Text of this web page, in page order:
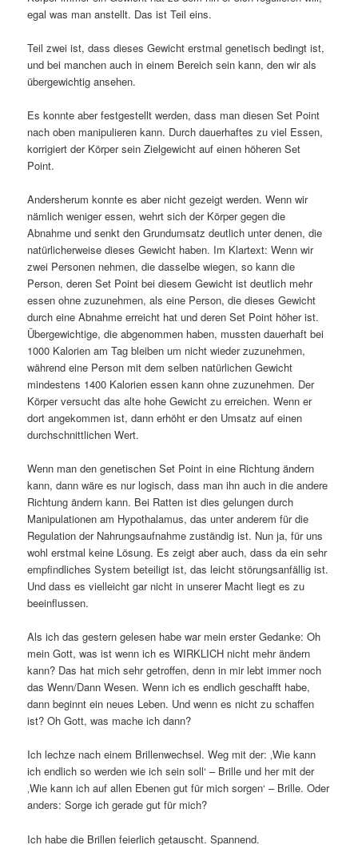
egal was man anstellt. Das ist Teil eins.
Teil zwei ist, dass dieses Gewicht erstmal genetisch bedingt ist,
und bei manchen auch in einem Bereich sein kann, den wir als
übergewichtig ansehen.
Es konnte aber festgestellt werden, dass man diesen Set Point
nach oben manipulieren kann. Durch dauerhaftes zu viel Essen,
korrigiert der Körper sein Zielgewicht auf einen höheren Set
Point.
Andersherum konnte es aber nicht gezeigt werden. Wenn wir
nämlich weniger essen, wehrt sich der Körper gegen die
Abnahme und senkt den Grundumsatz deutlich unter denen, die
natürlicherweise dieses Gewicht haben. Im Klartext: Wenn wir
zwei Personen nehmen, die dasselbe wiegen, so kann die
Person, deren Set Point bei diesem Gewicht ist deutlich mehr
essen ohne zuzunehmen, als eine Person, die dieses Gewicht
durch eine Abnahme erreicht hat und deren Set Point höher ist.
Übergewichtige, die abgenommen haben, mussten dauerhaft bei
1000 Kalorien am Tag bleiben um nicht wieder zuzunehmen,
während eine Person mit dem selben natürlichen Gewicht
mindestens 1400 Kalorien essen kann ohne zuzunehmen. Der
Körper versucht das alte hohe Gewicht zu erreichen. Wenn er
dort angekommen ist, dann erhöht er den Umsatz auf einen
durchschnittlichen Wert.
Wenn man den genetischen Set Point in eine Richtung ändern
kann, dann wäre es nur logisch, dass man ihn auch in die andere
Richtung ändern kann. Bei Ratten ist dies gelungen durch
Manipulationen am Hypothalamus, das unter anderem für die
Regulation der Nahrungsaufnahme zuständig ist. Nun ja, für uns
wohl erstmal keine Lösung. Es zeigt aber auch, dass da ein sehr
empfindliches System beteiligt ist, das leicht störungsanfällig ist.
Und dass es vielleicht gar nicht in unserer Macht liegt es zu
beeinflussen.
Als ich das gestern gelesen habe war mein erster Gedanke: Oh
mein Gott, was ist wenn ich es WIRKLICH nicht mehr ändern
kann? Das hat mich sehr getroffen, denn in mir lebt immer noch
das Wenn/Dann Wesen. Wenn ich es endlich geschafft habe,
dann beginnt ein neues Leben. Und wenn es nicht zu schaffen
ist? Oh Gott, was mache ich dann?
Ich lechze nach einem Brillenwechsel. Weg mit der: ‚Wie kann
ich endlich so werden wie ich sein soll‘ – Brille und her mit der
‚Wie kann ich auf allen Ebenen gut für mich sorgen‘ – Brille. Oder
anders: Sorge ich gerade gut für mich?
Ich habe die Brillen feierlich getauscht. Spannend.